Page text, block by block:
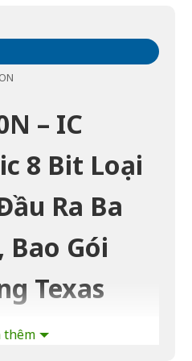
– IC
8 Bit Loại
Ra Ba
Bao Gói
Texas
thêm